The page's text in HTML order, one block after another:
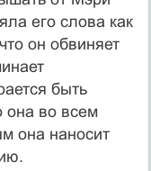
его слова как
он обвиняет
быть
она во всем
она наносит